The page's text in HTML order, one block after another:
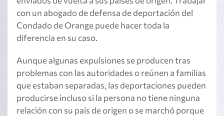
con un abogado de defensa de deportación del
Condado de Orange puede hacer toda la
diferencia en su caso.
Aunque algunas expulsiones se producen tras
problemas con las autoridades o reúnen a familias
que estaban separadas, las deportaciones pueden
producirse incluso si la persona no tiene ninguna
relación con su país de origen o se marchó porque